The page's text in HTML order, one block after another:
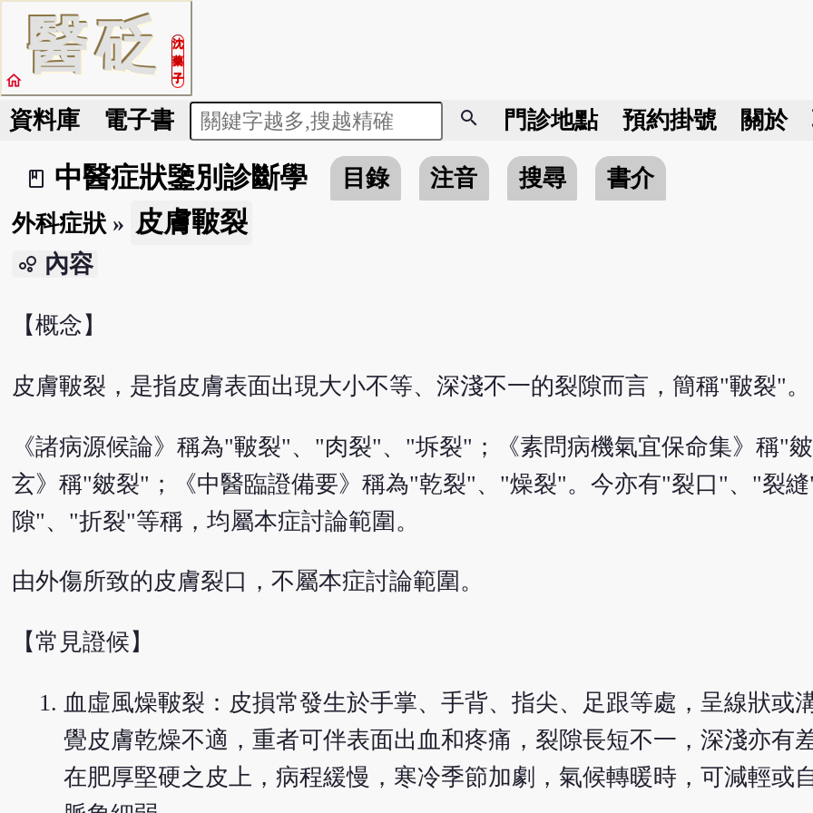
醫砭
沈
藥
子
home
資料庫 電子書 search 門診地點 預約掛號 關於
book_2
中醫症狀鑒別診斷學 目錄 注音 搜尋
書介
外科症狀» 皮膚皸裂
bubble_chart 內容
【概念】
皮膚皸裂，是指皮膚表面出現大小不等、深淺不一的裂隙而言，簡稱"皸裂"。
《諸病源候論》稱為"皸裂"、"肉裂"、"坼裂"；《素問病機氣宜保命集》稱"
玄》稱"皴裂"；《中醫臨證備要》稱為"乾裂"、"燥裂"。今亦有"裂口"、"裂
隙"、"折裂"等稱，均屬本症討論範圍。
由外傷所致的皮膚裂口，不屬本症討論範圍。
【常見證候】
血虛風燥皸裂：皮損常發生於手掌、手背、指尖、足跟等處，呈線狀或
覺皮膚乾燥不適，重者可伴表面出血和疼痛，裂隙長短不一，深淺亦有
在肥厚堅硬之皮上，病程緩慢，寒冷季節加劇，氣候轉暖時，可減輕或